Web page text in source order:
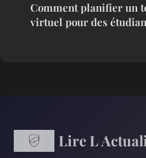
Comment planifier un
virtuel pour des
Lire L